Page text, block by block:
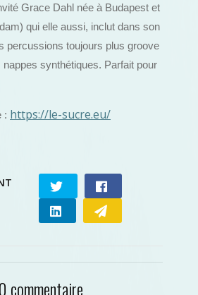
Grace Dahl née à Budapest et
qui elle aussi, inclut dans son
percussions toujours plus groove
nappes synthétiques. Parfait pour
: https://le-sucre.eu/
0 commentaire